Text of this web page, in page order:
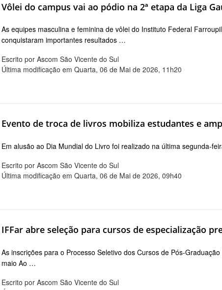
Vôlei do campus vai ao pódio na 2ª etapa da Liga
As equipes masculina e feminina de vôlei do Instituto Federal
conquistaram importantes resultados …
Escrito por Ascom São Vicente do Sul
Última modificação em Quarta, 06 de Mai de 2026, 11h20
Evento de troca de livros mobiliza estudantes e
Em alusão ao Dia Mundial do Livro foi realizado na última segunda-
Escrito por Ascom São Vicente do Sul
Última modificação em Quarta, 06 de Mai de 2026, 09h40
IFFar abre seleção para cursos de especialização
As inscrições para o Processo Seletivo dos Cursos de Pós-
maio Ao …
Escrito por Ascom São Vicente do Sul